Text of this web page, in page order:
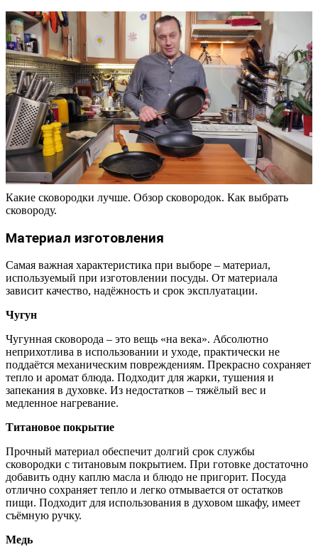
Какие сковородки лучше. Обзор сковородок. Как выбрать
сковороду.
Материал изготовления
Самая важная характеристика при выборе – материал,
используемый при изготовлении посуды. От материала
зависит качество, надёжность и срок эксплуатации.
Чугун
Чугунная сковорода – это вещь «на века». Абсолютно
неприхотлива в использовании и уходе, практически не
поддаётся механическим повреждениям. Прекрасно сохраняет
тепло и аромат блюда. Подходит для жарки, тушения и
запекания в духовке. Из недостатков – тяжёлый вес и
медленное нагревание.
Титановое покрытие
Прочный материал обеспечит долгий срок службы
сковородки с титановым покрытием. При готовке достаточно
добавить одну каплю масла и блюдо не пригорит. Посуда
отлично сохраняет тепло и легко отмывается от остатков
пищи. Подходит для использования в духовом шкафу, имеет
съёмную ручку.
Медь